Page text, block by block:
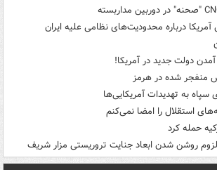
آمریکا درباره محدودیت‌های نظامی علیه ایران
دولت جدید در آمریکا!
منفجر شده در هرمز
سپاه به تهدیدات آمریکایی‌ها
استقلال را امضا نمی‌کنم
حمله کرد
لزوم روشن شدن ابعاد جنایت تروریستی مزار شریف